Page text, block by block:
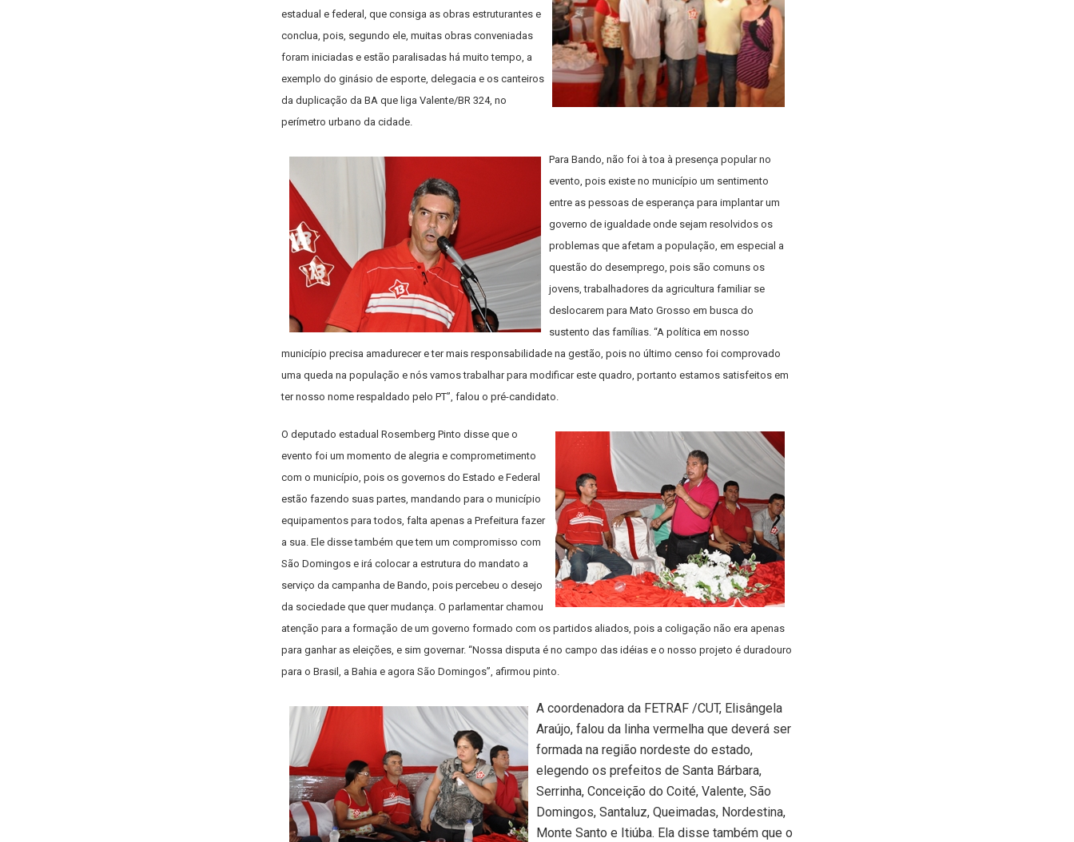
estadual e federal, que consiga as obras estruturantes e
conclua, pois, segundo ele, muitas obras conveniadas
foram iniciadas e estão paralisadas há muito tempo, a
exemplo do ginásio de esporte, delegacia e os canteiros
da duplicação da BA que liga Valente/BR 324, no
perímetro urbano da cidade.
Para Bando, não foi à toa à presença popular no
evento, pois existe no município um sentimento
entre as pessoas de esperança para implantar um
governo de igualdade onde sejam resolvidos os
problemas que afetam a população, em especial a
questão do desemprego, pois são comuns os
jovens, trabalhadores da agricultura familiar se
deslocarem para Mato Grosso em busca do
sustento das famílias. “A política em nosso
município precisa amadurecer e ter mais responsabilidade na gestão, pois no último censo foi comprovado
uma queda na população e nós vamos trabalhar para modificar este quadro, portanto estamos satisfeitos em
ter nosso nome respaldado pelo PT”, falou o pré-candidato.
O deputado estadual Rosemberg Pinto disse que o
evento foi um momento de alegria e comprometimento
com o município, pois os governos do Estado e Federal
estão fazendo suas partes, mandando para o município
equipamentos para todos, falta apenas a Prefeitura fazer
a sua. Ele disse também que tem um compromisso com
São Domingos e irá colocar a estrutura do mandato a
serviço da campanha de Bando, pois percebeu o desejo
da sociedade que quer mudança. O parlamentar chamou
atenção para a formação de um governo formado com os partidos aliados, pois a coligação não era apenas
para ganhar as eleições, e sim governar. “Nossa disputa é no campo das idéias e o nosso projeto é duradouro
para o Brasil, a Bahia e agora São Domingos”, afirmou pinto.
A coordenadora da FETRAF /CUT, Elisângela
Araújo, falou da linha vermelha que deverá ser
formada na região nordeste do estado,
elegendo os prefeitos de Santa Bárbara,
Serrinha, Conceição do Coité, Valente, São
Domingos, Santaluz, Queimadas, Nordestina,
Monte Santo e Itiúba. Ela disse também que o